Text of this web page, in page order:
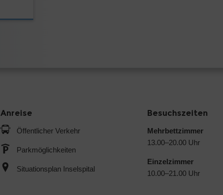
Anreise
Öffentlicher Verkehr
Parkmöglichkeiten
Situationsplan Inselspital
Besuchszeiten
Mehrbettzimmer
13.00–20.00 Uhr
Einzelzimmer
10.00–21.00 Uhr